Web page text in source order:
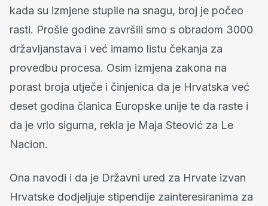
kada su izmjene stupile na snagu, broj je počeo
rasti. Prošle godine završili smo s obradom 3000
državljanstava i već imamo listu čekanja za
provedbu procesa. Osim izmjena zakona na
porast broja utječe i činjenica da je Hrvatska već
deset godina članica Europske unije te da raste i
da je vrlo sigurna, rekla je Maja Steović za Le
Nacion.
Ona navodi i da je Državni ured za Hrvate izvan
Hrvatske dodjeljuje stipendije zainteresiranima za